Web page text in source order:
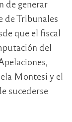
de generar
de Tribunales
que el fiscal
del
Montesi y el
sucederse